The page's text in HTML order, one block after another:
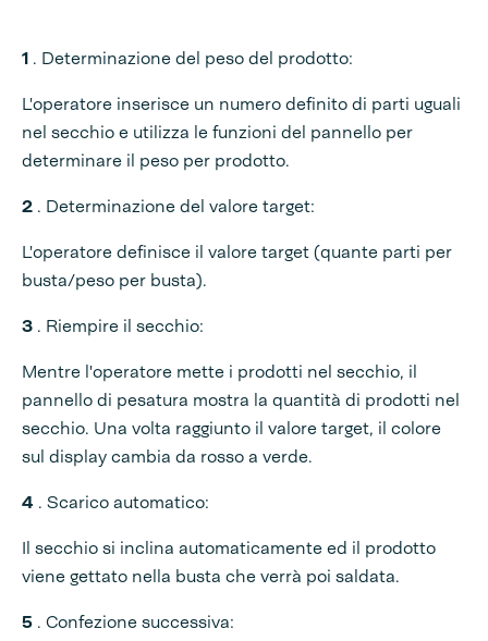
1 . Determinazione del peso del prodotto:
L'operatore inserisce un numero definito di parti uguali
nel secchio e utilizza le funzioni del pannello per
determinare il peso per prodotto.
2 . Determinazione del valore target:
L'operatore definisce il valore target (quante parti per
busta/peso per busta).
3 . Riempire il secchio:
Mentre l'operatore mette i prodotti nel secchio, il
pannello di pesatura mostra la quantità di prodotti nel
secchio. Una volta raggiunto il valore target, il colore
sul display cambia da rosso a verde.
4 . Scarico automatico:
Il secchio si inclina automaticamente ed il prodotto
viene gettato nella busta che verrà poi saldata.
5 . Confezione successiva: